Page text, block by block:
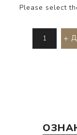
Please select